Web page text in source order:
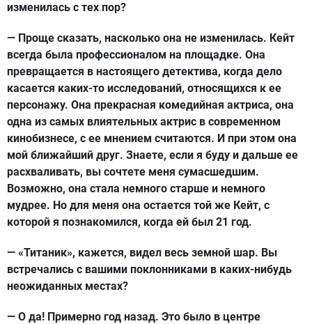
изменилась с тех пор?
— Проще сказать, насколько она не изменилась. Кейт
всегда была профессионалом на площадке. Она
превращается в настоящего детектива, когда дело
касается каких-то исследований, относящихся к ее
персонажу. Она прекрасная комедийная актриса, она
одна из самых влиятельных актрис в современном
кинобизнесе, с ее мнением считаются. И при этом она
мой ближайший друг. Знаете, если я буду и дальше ее
расхваливать, вы сочтете меня сумасшедшим.
Возможно, она стала немного старше и немного
мудрее. Но для меня она остается той же Кейт, с
которой я познакомился, когда ей был 21 год.
— «Титаник», кажется, видел весь земной шар. Вы
встречались с вашими поклонниками в каких-нибудь
неожиданных местах?
— О да! Примерно год назад. Это было в центре